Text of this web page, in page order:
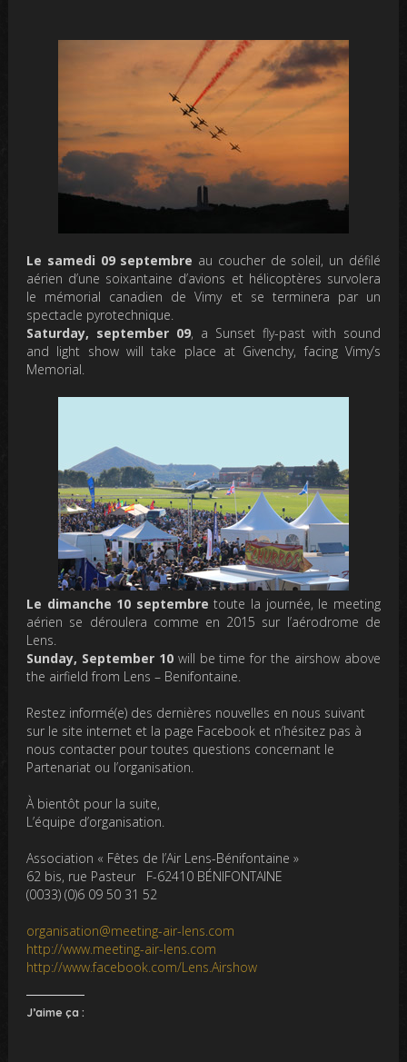
Le samedi 09 septembre au coucher de soleil, un défilé
aérien d’une soixantaine d’avions et hélicoptères survolera
le mémorial canadien de Vimy et se terminera par un
spectacle pyrotechnique.
Saturday, september 09, a Sunset fly-past with sound
and light show will take place at Givenchy, facing Vimy’s
Memorial.
Le dimanche 10 septembre toute la journée, le meeting
aérien se déroulera comme en 2015 sur l’aérodrome de
Lens.
Sunday, September 10will be time for the airshow above
the airfield from Lens – Benifontaine.
Restez informé(e) des dernières nouvelles en nous suivant
sur le site internet et la page Facebook et n’hésitez pas à
nous contacter pour toutes questions concernant le
Partenariat ou l’organisation.
À bientôt pour la suite,
L’équipe d’organisation.
Association « Fêtes de l’Air Lens-Bénifontaine »
62 bis, rue Pasteur F-62410 BÉNIFONTAINE
(0033) (0)6 09 50 31 52
organisation@meeting-air-lens.com
http://www.meeting-air-lens.com
http://www.facebook.com/Lens.Airshow
J’aime ça :